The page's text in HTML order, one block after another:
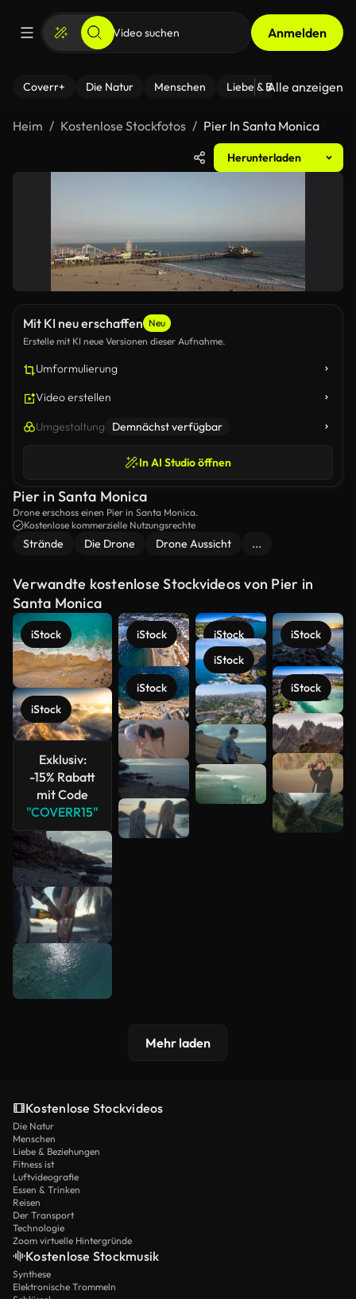
Anmelden
Coverr+ Die Natur Menschen Liebe & Beziehungen
Alle anzeigen
Heim Kostenlose Stockfotos Pier In Santa Monica
Herunterladen
Mit KI neu erschaffen Neu
Erstelle mit KI neue Versionen dieser Aufnahme.
Umformulierung
Video erstellen
Umgestaltung Demnächst verfügbar
In AI Studio öffnen
Pier in Santa Monica
Drone erschoss einen Pier in Santa Monica.
Kostenlose kommerzielle Nutzungsrechte
Strände Die Drone Drone Aussicht ...
Verwandte kostenlose Stockvideos von Pier in
Santa Monica
iStock
iStock
Exklusiv:
-15% Rabatt
mit Code
"COVERR15"
iStock
iStock
iStock
iStock
iStock
iStock
Mehr
anzeigen
Mehr laden
Kostenlose Stockvideos
Die Natur
Menschen
Liebe & Beziehungen
Fitness ist
Luftvideografie
Essen & Trinken
Reisen
Der Transport
Technologie
Zoom virtuelle Hintergründe
Kostenlose Stockmusik
Synthese
Elektronische Trommeln